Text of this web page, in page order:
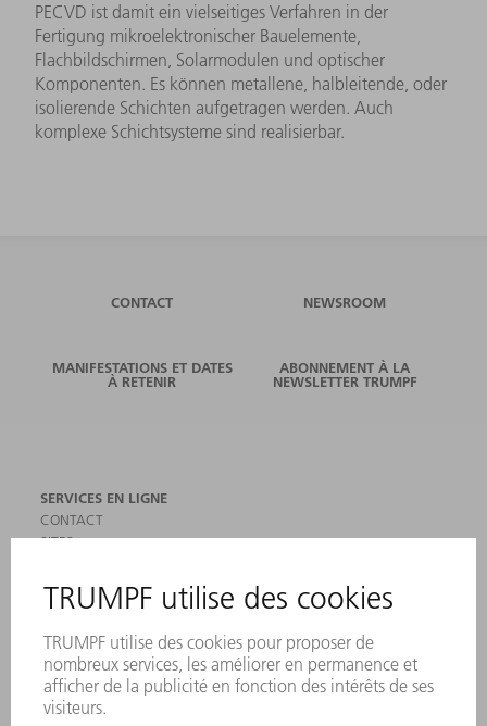
PECVD ist damit ein vielseitiges Verfahren in der
Fertigung mikroelektronischer Bauelemente,
Flachbildschirmen, Solarmodulen und optischer
Komponenten. Es können metallene, halbleitende, oder
isolierende Schichten aufgetragen werden. Auch
komplexe Schichtsysteme sind realisierbar.
CONTACT NEWSROOM
MANIFESTATIONS ET DATES
À RETENIR
ABONNEMENT À LA
NEWSLETTER TRUMPF
SERVICES EN LIGNE
CONTACT
SITES
INSCRIPTION À LA NEWSLETTER
MYTRUMPF
PRODUITS
MACHINES & SYSTÈMES
LASER
ELECTRONIQUE DE PUISSANCE